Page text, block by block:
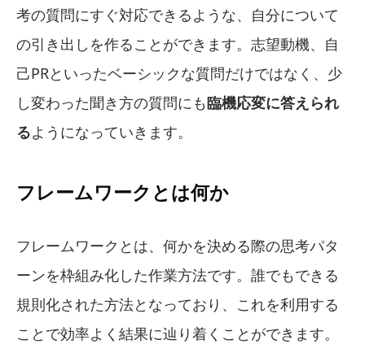
考の質問にすぐ対応できるような、自分について
の引き出しを作ることができます。志望動機、自
己PRといったベーシックな質問だけではなく、少
し変わった聞き方の質問にも臨機応変に答えられ
るようになっていきます。
フレームワークとは何か
フレームワークとは、何かを決める際の思考パタ
ーンを枠組み化した作業方法です。誰でもできる
規則化された方法となっており、これを利用する
ことで効率よく結果に辿り着くことができます。